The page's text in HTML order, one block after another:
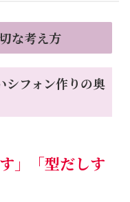
な考え方
シフォン作りの奥
」「型だしす